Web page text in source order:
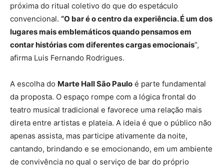
próxima do ritual coletivo do que do espetáculo
convencional. “O bar é o centro da experiência. É um dos
lugares mais emblemáticos quando pensamos em
contar histórias com diferentes cargas emocionais”,
afirma Luis Fernando Rodrigues.
A escolha do Marte Hall São Paulo é parte fundamental
da proposta. O espaço rompe com a lógica frontal do
teatro musical tradicional e favorece uma relação mais
direta entre artistas e plateia. A ideia é que o público não
apenas assista, mas participe ativamente da noite,
cantando, brindando e se emocionando, em um ambiente
de convivência no qual o serviço de bar do próprio